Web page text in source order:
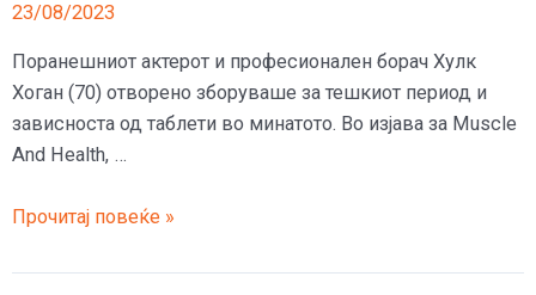
23/08/2023
Поранешниот актерот и професионален борач Хулк
Хоган (70) отворено зборуваше за тешкиот период и
зависноста од таблети во минатото. Во изјава за Muscle
And Health, …
По
операции
Прочитај повеќе »